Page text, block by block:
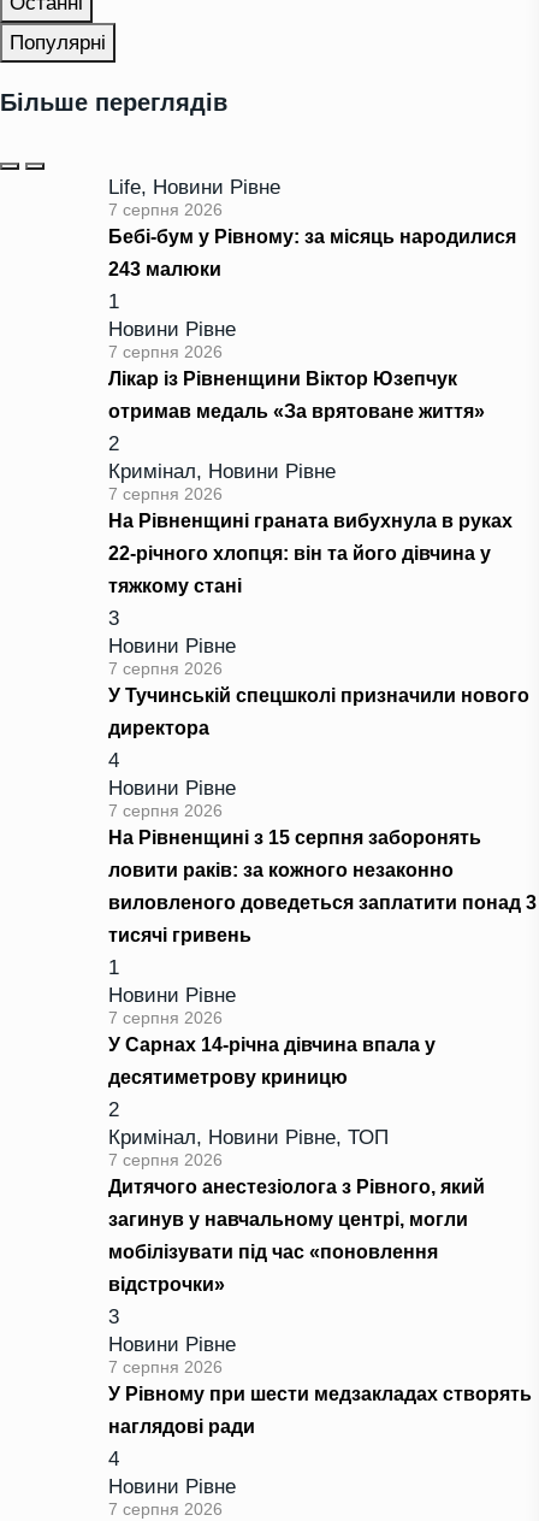
Популярні
Більше переглядів
Life, Новини Рівне
7 серпня 2026
Бебі-бум у Рівному: за місяць народилися
243 малюки
1
Новини Рівне
7 серпня 2026
Лікар із Рівненщини Віктор Юзепчук
отримав медаль «За врятоване життя»
2
Кримінал, Новини Рівне
7 серпня 2026
На Рівненщині граната вибухнула в руках
22-річного хлопця: він та його дівчина у
тяжкому стані
3
Новини Рівне
7 серпня 2026
У Тучинській спецшколі призначили нового
директора
4
Новини Рівне
7 серпня 2026
На Рівненщині з 15 серпня заборонять
ловити раків: за кожного незаконно
виловленого доведеться заплатити понад 3
тисячі гривень
1
Новини Рівне
7 серпня 2026
У Сарнах 14-річна дівчина впала у
десятиметрову криницю
2
Кримінал, Новини Рівне, ТОП
7 серпня 2026
Дитячого анестезіолога з Рівного, який
загинув у навчальному центрі, могли
мобілізувати під час «поновлення
відстрочки»
3
Новини Рівне
7 серпня 2026
У Рівному при шести медзакладах створять
наглядові ради
4
Новини Рівне
7 серпня 2026